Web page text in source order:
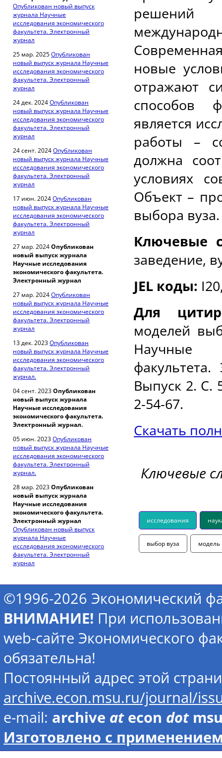
Опубликован новый выпуск
журнала Научные
исследования экономического
факультета. Электронный
журнал
25 мар. 2025Опубликован
новый выпуск журнала Научные
исследования экономического
факультета. Электронный
журнал
24 дек. 2024Опубликован
новый выпуск журнала Научные
исследования экономического
факультета. Электронный
журнал
24 сент. 2024Опубликован
новый выпуск журнала Научные
исследования экономического
факультета. Электронный
журнал
17 июн. 2024Опубликован
новый выпуск журнала Научные
исследования экономического
факультета. Электронный
журнал
27 мар. 2024Опубликован
новый выпуск журнала
Научные исследования
экономического факультета.
Электронный журнал
27 мар. 2024Опубликован
новый выпуск журнала Научные
исследования экономического
факультета. Электронный
журнал
13 дек. 2023Опубликован
новый выпуск журнала Научные
исследования экономического
факультета. Электронный
журнал.
04 сент. 2023Опубликован
новый выпуск журнала
Научные исследования
экономического факультета.
Электронный журнал.
05 июн. 2023Опубликован
новый выпуск журнала Научные
исследования экономического
факультета. Электронный
журнал.
28 мар. 2023Опубликован
новый выпуск журнала
Научные исследования
экономического факультета.
Электронный журнал
Опубликован новый выпуск
журнала Научные
исследования экономического
факультета. Электронный
журнал
решений
новые
отражают
способов
является
работы –
должна
условиях
Объект –
выбора вуза.
Ключевые
заведение,
JEL коды:
Для
моделей
Научные
Выпуск 2. С.
2-54-67.
Скачать
Ключевые
исследования
выбор вуза модель
©1996-2026 Экономический
ВНИМАНИЕ! При
web-сайте Экономического
обязательна!
Постоянный адрес этой
archive.econ.msu.ru/journal/
e-mail: archive atecon dot
Изготовлено с